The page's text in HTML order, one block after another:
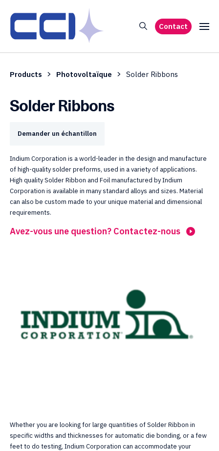
Contact
Products Photovoltaïque Solder Ribbons
Solder Ribbons
Demander un échantillon
Indium Corporation is a world-leader in the design and manufacture
of high-quality solder preforms, used in a variety of applications.
High quality Solder Ribbon and Foil manufactured by Indium
Corporation is available in many standard alloys and sizes. Material
can also be custom made to your unique material and dimensional
requirements.
Avez-vous une question? Contactez-nous
Whether you are looking for large quantities of Solder Ribbon in
specific widths and thicknesses for automatic die bonding, or a few
feet to do testing, Indium Corporation can accommodate your